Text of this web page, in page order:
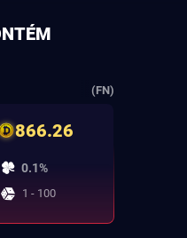
(FN)
866.26
0.1%
1 - 100